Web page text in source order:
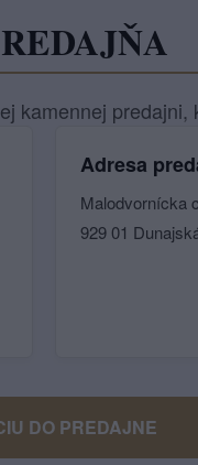
kamennej
Adresa
Malodvornícka
929 01
DO PREDAJNE